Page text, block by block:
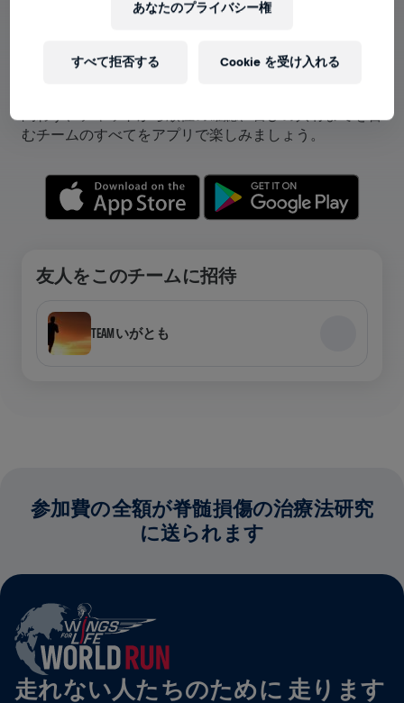
アプリでチームが表示できます！
むチームのすべてをアプリで楽しみましょう。
友人をこのチームに招待
TEAMいがとも
参加費の全額が脊髄損傷の治療法研究
に送られます
走れない人たちのために 走ります
あなたのプライバシー権
すべて拒否する Cookie を受け入れる